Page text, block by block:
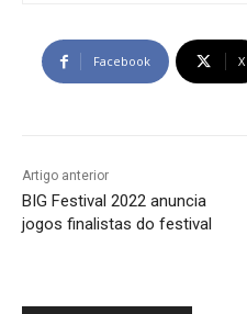
Facebook X
Artigo anterior
BIG Festival 2022 anuncia
jogos finalistas do festival